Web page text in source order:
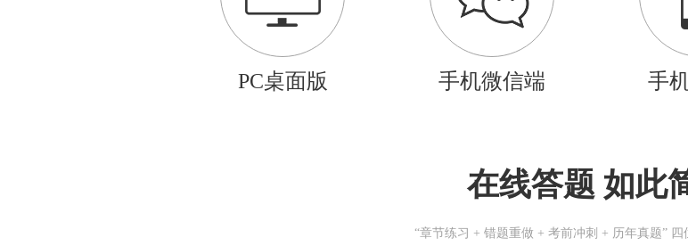
PC桌面版 手机微信端 手
在线答题 如此
“章节练习 + 错题重做 + 考前冲刺 + 历年真题”